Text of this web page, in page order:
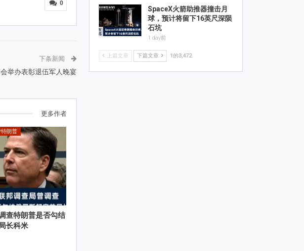
0
下条新闻
举办表彰退伍军人晚宴
更多作者
朗普
查特朗普是否勾结
长科米
SpaceX火箭助推器撞击月
球，预计将留下16英尺深陨
石坑
1 day前
上篇文章 下篇文章 1的3,472